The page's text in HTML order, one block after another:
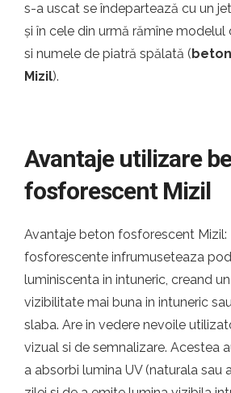
s-a uscat se îndepartează cu un
și în cele din urmă rămîne modelul
si numele de piatră spălată (
Mizil).
Avantaje utilizare
fosforescent Mizil
Avantaje beton fosforescent Mizil:
fosforescente infrumuseteaza
luminiscenta in intuneric, creand
vizibilitate mai buna in intuneric
slaba. Are in vedere nevoile
vizual si de semnalizare. Acestea
a absorbi lumina UV (naturala sau